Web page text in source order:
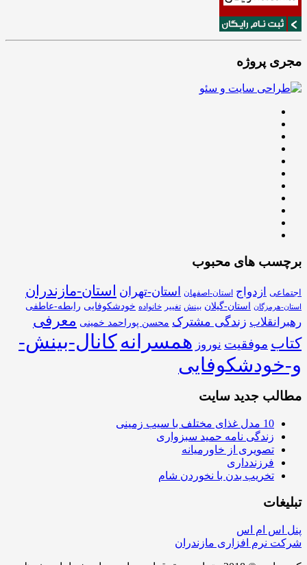
مجری پروژه
برچسب های محبوب
اجتماعی ازدواج استان-اصفهان استان-تهران استان-مازندران
استان-هرمزگان استان-گیلان بینش تغییر خانواده خودشکوفایی رابطه-عاطفی
رهبرانقلاب زندگی مشترک محسن پوراحمد خمینی معرفی
کتاب موفقیت نوروز همسرانهکانال-بینش-
و-خودشکوفایی
مطالب جدید سایت
10 مدل غذای مختلف با سیب زمینی
زندگی نامه حمید سبزواری
تصویری از خاورمیانه
فرزندداری
تخریب بدن با نخوردن شام
تبلیغات
پنل اس ام اس
شرکت نرم افزاری مازندران